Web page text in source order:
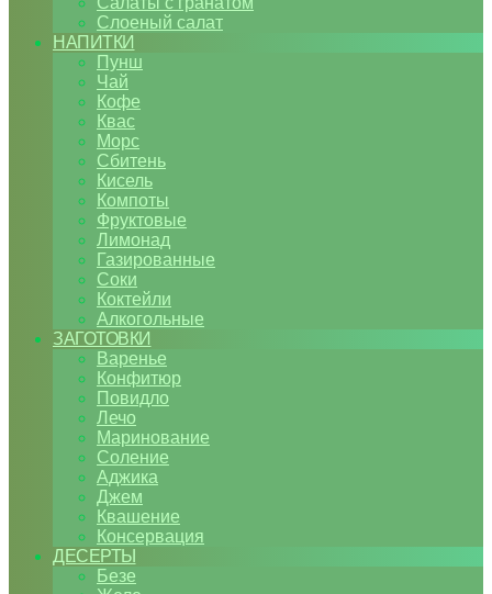
Слоеный салат
НАПИТКИ
Пунш
Чай
Кофе
Квас
Морс
Сбитень
Кисель
Компоты
Фруктовые
Лимонад
Газированные
Соки
Коктейли
Алкогольные
ЗАГОТОВКИ
Варенье
Конфитюр
Повидло
Лечо
Маринование
Соление
Аджика
Джем
Квашение
Консервация
ДЕСЕРТЫ
Безе